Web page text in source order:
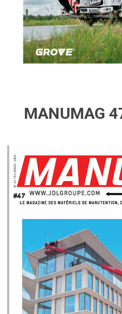
MANUMAG